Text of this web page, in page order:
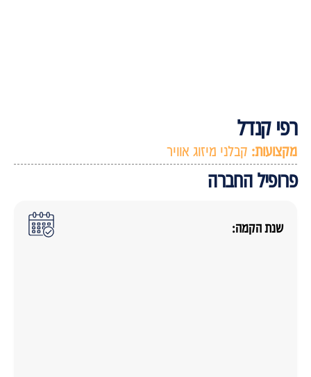
רפי קנדל
מקצועות:קבלני מיזוג אוויר
פרופיל החברה
שנת הקמה: